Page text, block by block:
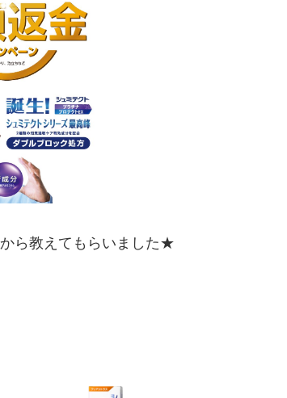
から教えてもらいました★